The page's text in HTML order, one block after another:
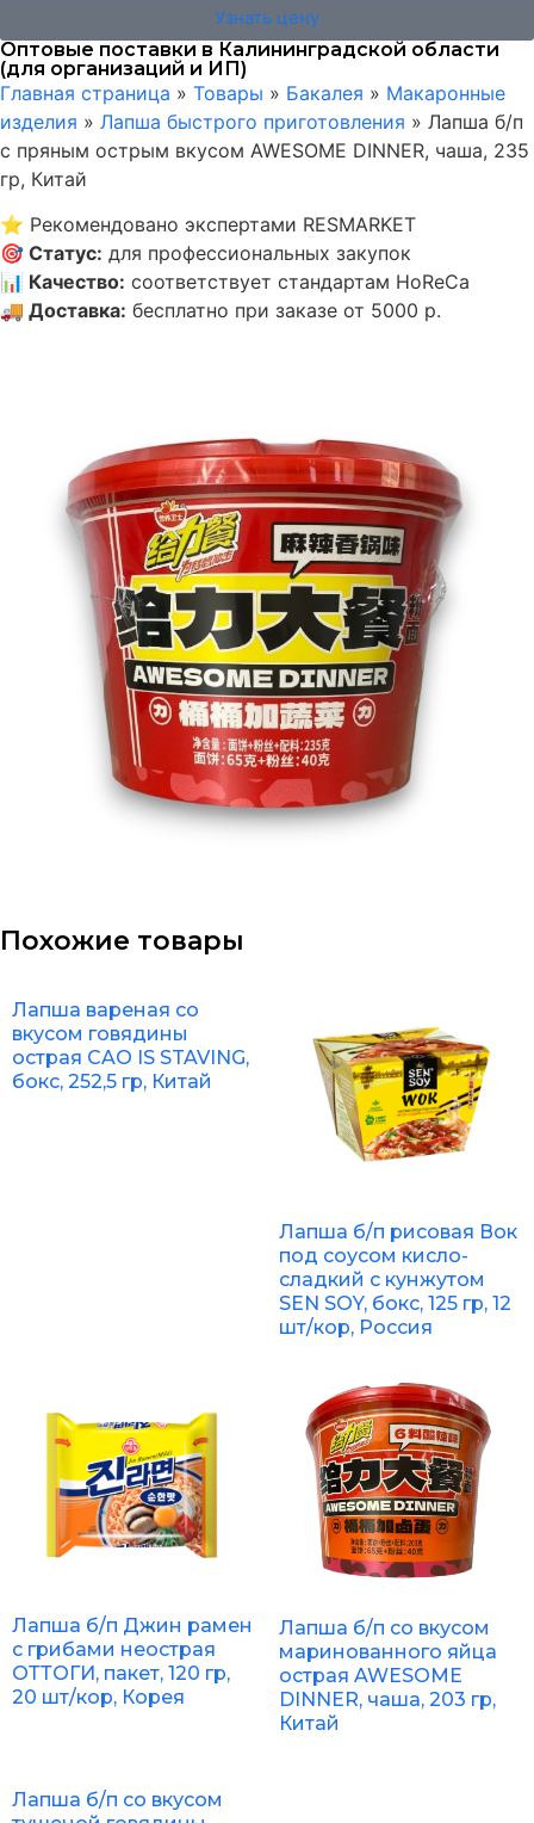
Узнать цену
Оптовые поставки в Калининградской области
(для организаций и ИП)
Главная страница » Товары » Бакалея » Макаронные
изделия » Лапша быстрого приготовления » Лапша б/п
с пряным острым вкусом AWESOME DINNER, чаша, 235
гр, Китай
⭐ Рекомендовано экспертами RESMARKET
🎯 Статус: для профессиональных закупок
📊 Качество: соответствует стандартам HoReCa
🚚 Доставка: бесплатно при заказе от 5000 р.
Похожие товары
Лапша вареная со
вкусом говядины
острая CAO IS STAVING,
бокс, 252,5 гр, Китай
Лапша б/п рисовая Вок
под соусом кисло-
сладкий с кунжутом
SEN SOY, бокс, 125 гр, 12
шт/кор, Россия
Лапша б/п Джин рамен
с грибами неострая
ОТТОГИ, пакет, 120 гр,
20 шт/кор, Корея
Лапша б/п со вкусом
маринованного яйца
острая AWESOME
DINNER, чаша, 203 гр,
Китай
Лапша б/п со вкусом